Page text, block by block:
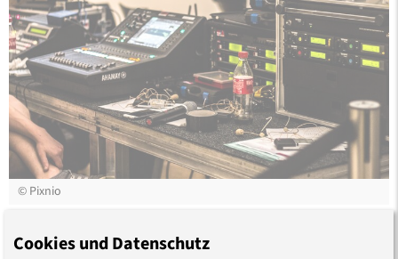
© Pixnio
Wir suchen laufend engagierte Assistent*innen, die uns
Cookies und Datenschutz